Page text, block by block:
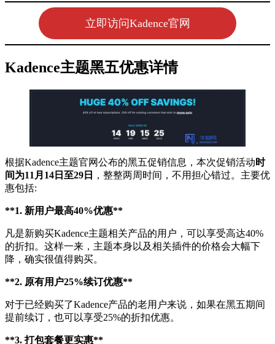
立即访问Kadence官网
Kadence主题黑五优惠详情
根据Kadence主题官网公布的黑五促销信息，本次促销活动 时
间为11月14日至29日
，整整两周时间，不用担心错过。主要优
惠包括:
**1. 新用户最高40%优惠**
凡是新购买Kadence主题相关产品的用户，可以享受高达40%
的折扣。这样一来，主题本身以及相关插件的价格会大幅下
降，确实很值得购买。
**2. 原有用户25%续订优惠**
对于已经购买了Kadence产品的老用户来说，如果在黑五期间
提前续订，也可以享受25%的折扣优惠。
**3. 打包套餐更实惠**